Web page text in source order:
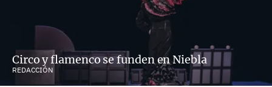
Circo y flamenco se funden en Niebla
REDACCIÓN